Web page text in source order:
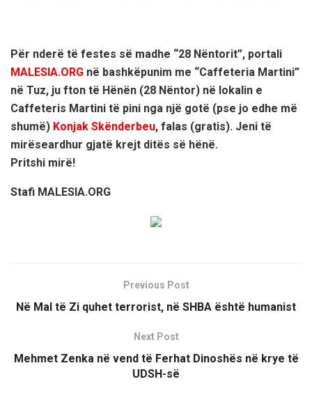
Për nderë të festes së madhe “28 Nëntorit”, portali
MALESIA.ORG në bashkëpunim me “Caffeteria Martini”
në Tuz, ju fton të Hënën (28 Nëntor) në lokalin e
Caffeteris Martini të pini nga një gotë (pse jo edhe më
shumë) Konjak Skënderbeu, falas (gratis). Jeni të
mirëseardhur gjatë krejt ditës së hënë.
Pritshi mirë!
Stafi MALESIA.ORG
Previous Post
Në Mal të Zi quhet terrorist, në SHBA është humanist
Next Post
Mehmet Zenka në vend të Ferhat Dinoshës në krye të
UDSH-së